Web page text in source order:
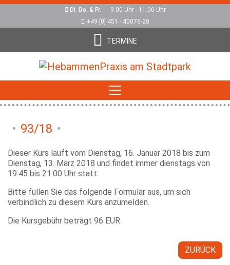
Di. Do. & Fr. 9.00 Uhr - 11.00 Uhr
+49 [0] 451 - 40076-20
TERMINE
93/18
Dieser Kurs läuft vom Dienstag, 16. Januar 2018 bis zum
Dienstag, 13. März 2018 und findet immer dienstags von
19:45 bis 21:00 Uhr statt.
Bitte füllen Sie das folgende Formular aus, um sich
verbindlich zu diesem Kurs anzumelden.
Die Kursgebühr beträgt 96 EUR.
ZURÜCK